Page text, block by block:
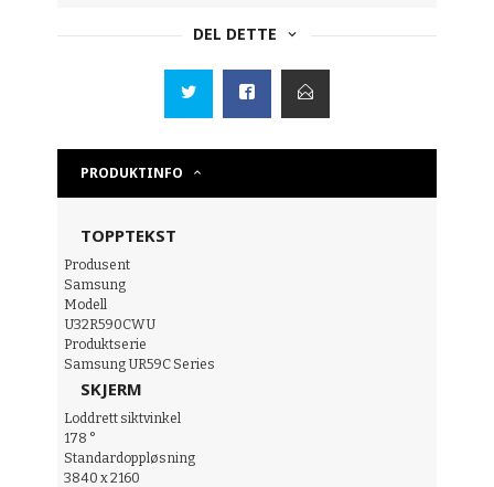
DEL DETTE
PRODUKTINFO
TOPPTEKST
Produsent
Samsung
Modell
U32R590CWU
Produktserie
Samsung UR59C Series
SKJERM
Loddrett siktvinkel
178 °
Standardoppløsning
3840 x 2160